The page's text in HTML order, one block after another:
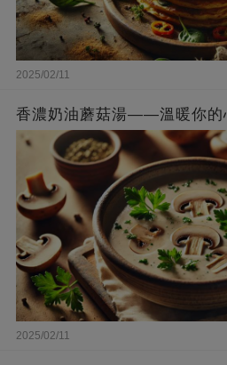
2025/02/11
香濃奶油蘑菇湯——溫暖你的
2025/02/11